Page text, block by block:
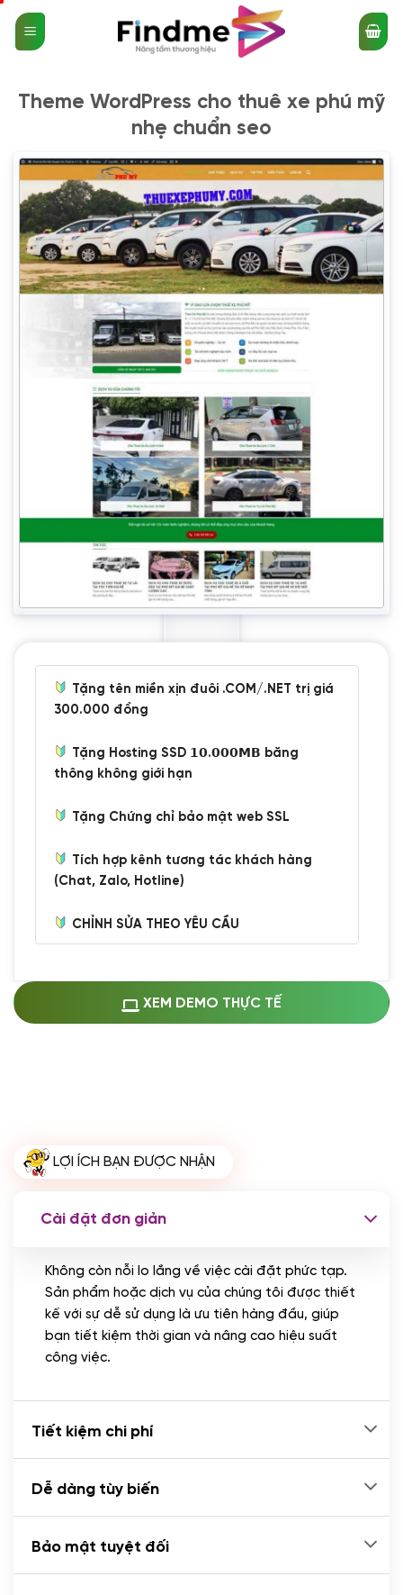
qua
nội
Theme WordPress cho thuê xe phú mỹ
nhẹ chuẩn seo
Tặng tên miền xịn đuôi .COM/.NET trị giá
300.000 đồng
Tặng Hosting SSD 𝟭𝟬.𝟬𝟬𝟬𝗠𝗕 băng
thông không giới hạn
Tặng Chứng chỉ bảo mật web SSL
Tích hợp kênh tương tác khách hàng
(Chat, Zalo, Hotline)
CHỈNH SỬA THEO YÊU CẦU
Thay logo + thông tin doanh nghiệp
(+100.000 VND)
(+200.000 VND)
CÀI ĐẶT PLUGINS
Cài đặt plugin theo yêu cầu
(+100.000 VND)
Cài plugin xử lý thanh toán tự động qua
XEM DEMO THỰC TẾ
LỢI ÍCH BẠN ĐƯỢC NHẬN
Cài đặt đơn giản
Không còn nỗi lo lắng về việc cài đặt phức tạp.
Sản phẩm hoặc dịch vụ của chúng tôi được thiết
kế với sự dễ sử dụng là ưu tiên hàng đầu, giúp
bạn tiết kiệm thời gian và nâng cao hiệu suất
công việc.
Tiết kiệm chi phí
Dễ dàng tùy biến
Bảo mật tuyệt đối